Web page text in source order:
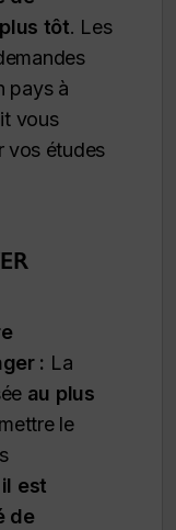
tôt. Les
pays à
vous
vos études
: La
au plus
le
il est
de